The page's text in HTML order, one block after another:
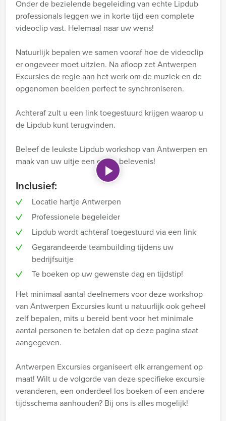
Onder de bezielende begeleiding van echte Lipdub
professionals leggen we in korte tijd een complete
videoclip vast. Helemaal naar uw wens!
Natuurlijk bepalen we samen vooraf hoe de videoclip
er ongeveer moet uitzien. Na afloop zet Antwerpen
Excursies de regie aan het werk om de muziek en de
opgenomen beelden perfect te synchroniseren.
Achteraf zult u een link toegestuurd krijgen waarop u
de Lipdub kunt terugvinden.
Beleef de leukste Lipdub workshop van Antwerpen en
maak van uw uitje een echte belevenis!
Inclusief:
Locatie hartje Antwerpen
Professionele begeleider
Lipdub wordt achteraf toegestuurd via een link
Gegarandeerde teambuilding tijdens uw
bedrijfsuitje
Te boeken op uw gewenste dag en tijdstip!
Het minimaal aantal deelnemers voor deze workshop
van Antwerpen Excursies kunt u natuurlijk ook geheel
zelf bepalen, mits u bereid bent voor het minimale
aantal personen te betalen dat op deze pagina staat
aangegeven.
Antwerpen Excursies organiseert elk arrangement op
maat! Wilt u de volgorde van deze specifieke excursie
veranderen, een onderdeel los boeken of een andere
tijdsschema aanhouden? Bij ons is alles mogelijk!